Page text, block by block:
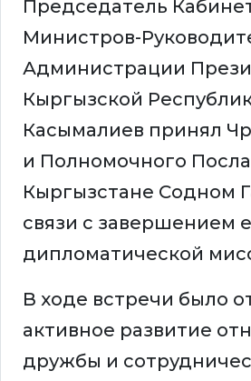
Председатель
Министров-
Администрации
Кыргызской
Касымалиев принял
и Полномочного
Кыргызстане Содном
связи с завершением
дипломатической
В ходе встречи было
активное развитие
дружбы и